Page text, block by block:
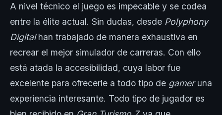
A nivel técnico el juego es impecable y se codea
entre la élite actual. Sin dudas, desde Polyphony
Digitalhan trabajado de manera exhaustiva en
recrear el mejor simulador de carreras. Con ello
está atada la accesibilidad, cuya labor fue
excelente para ofrecerle a todo tipo de gameruna
experiencia interesante. Todo tipo de jugador es